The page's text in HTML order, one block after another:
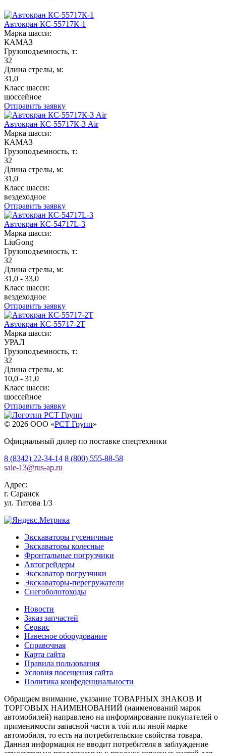
Автокран КС-55717К-1
Марка шасси:
КАМАЗ
Грузоподъемность, т:
32
Длина стрелы, м:
31,0
Класс шасси:
шоссейное
Отправить заявку
Автокран КС-55717К-3 Air
Марка шасси:
КАМАЗ
Грузоподъемность, т:
32
Длина стрелы, м:
31,0
Класс шасси:
вездеходное
Отправить заявку
Автокран КС-54717L-3
Марка шасси:
LiuGong
Грузоподъемность, т:
32
Длина стрелы, м:
31,0 - 33,0
Класс шасси:
вездеходное
Отправить заявку
Автокран КС-55717-2Т
Марка шасси:
УРАЛ
Грузоподъемность, т:
32
Длина стрелы, м:
10,0 - 31,0
Класс шасси:
шоссейное
Отправить заявку
© 2026 OOO «РСТ Групп»
Официальный дилер по поставке спецтехники
8 (8342) 22-34-14 8 (800) 555-88-58
sale-13@rus-ap.ru
Адрес:
г. Саранск
ул. Титова 1/3
Экскаваторы гусеничные
Экскаваторы колесные
Фронтальные погрузчики
Автогрейдеры
Экскаватор погрузчики
Экскаваторы-перегружатели
Снегоболотоходы
Новости
Заказ запчастей
Сервис
Навесное оборудование
Справочная
Карта сайта
Правила пользования
Условия посещения сайта
Политика конфеденциальности
Обращаем внимание, указание ТОВАРНЫХ ЗНАКОВ И
ТОРГОВЫХ НАИМЕНОВАНИЙ (наименований марок
автомобилей) направлено на информирование покупателей о
применимости запасной части к той или иной марке
автомобиля, то есть на потребительские свойства товара.
Данная информация не вводит потребителя в заблуждение